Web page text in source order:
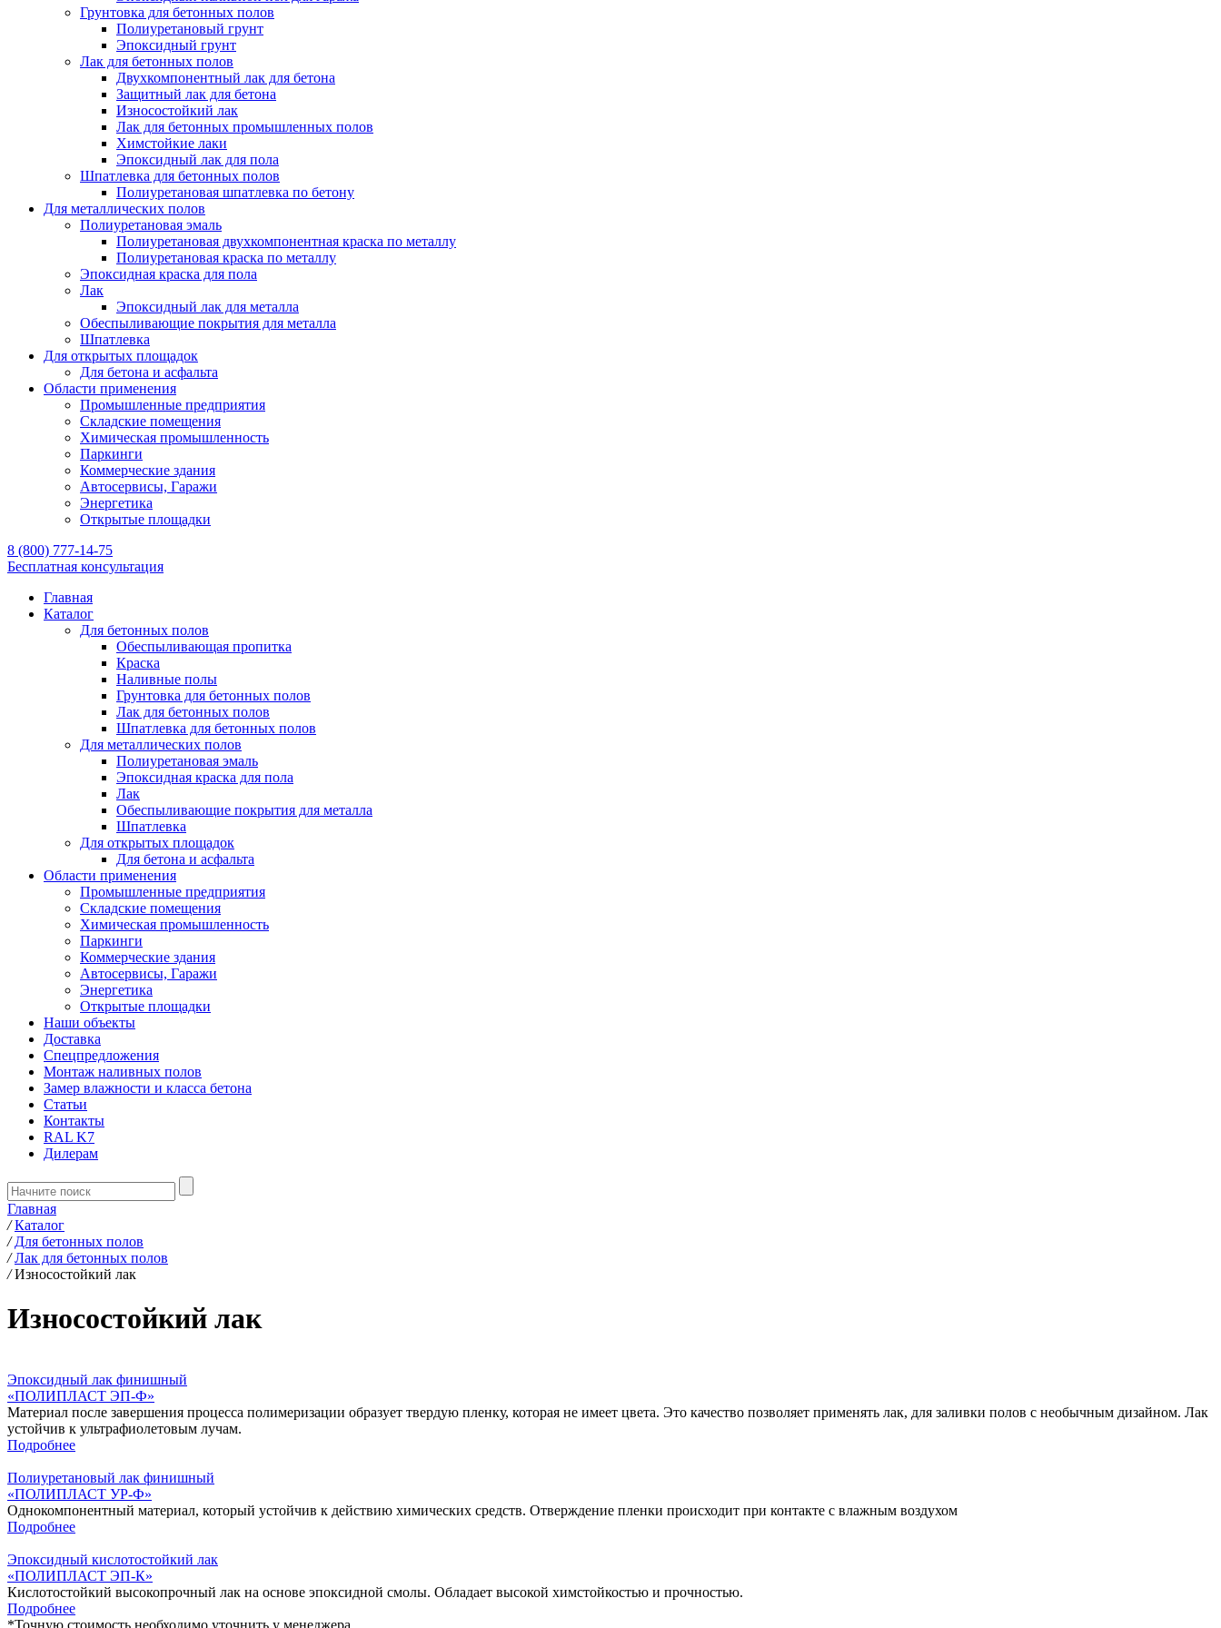
Грунтовка для бетонных полов
Полиуретановый грунт
Эпоксидный грунт
Лак для бетонных полов
Двухкомпонентный лак для бетона
Защитный лак для бетона
Износостойкий лак
Лак для бетонных промышленных полов
Химстойкие лаки
Эпоксидный лак для пола
Шпатлевка для бетонных полов
Полиуретановая шпатлевка по бетону
Для металлических полов
Полиуретановая эмаль
Полиуретановая двухкомпонентная краска по металлу
Полиуретановая краска по металлу
Эпоксидная краска для пола
Лак
Эпоксидный лак для металла
Обеспыливающие покрытия для металла
Шпатлевка
Для открытых площадок
Для бетона и асфальта
Области применения
Промышленные предприятия
Складские помещения
Химическая промышленность
Паркинги
Коммерческие здания
Автосервисы, Гаражи
Энергетика
Открытые площадки
8 (800) 777-14-75
Бесплатная консультация
Главная
Каталог
Для бетонных полов
Обеспыливающая пропитка
Краска
Наливные полы
Грунтовка для бетонных полов
Лак для бетонных полов
Шпатлевка для бетонных полов
Для металлических полов
Полиуретановая эмаль
Эпоксидная краска для пола
Лак
Обеспыливающие покрытия для металла
Шпатлевка
Для открытых площадок
Для бетона и асфальта
Области применения
Промышленные предприятия
Складские помещения
Химическая промышленность
Паркинги
Коммерческие здания
Автосервисы, Гаражи
Энергетика
Открытые площадки
Наши объекты
Доставка
Спецпредложения
Монтаж наливных полов
Замер влажности и класса бетона
Статьи
Контакты
RAL K7
Дилерам
Главная
/ Каталог
/ Для бетонных полов
/ Лак для бетонных полов
/ Износостойкий лак
Износостойкий лак
Эпоксидный лак финишный
«‎ПОЛИПЛАСТ ЭП-Ф»
Материал после завершения процесса полимеризации образует твердую пленку, которая не имеет цвета. Это качество позволяет применять лак, для заливки полов с необычным дизайном. Лак
устойчив к ультрафиолетовым лучам.
Подробнее
Полиуретановый лак финишный
«‎ПОЛИПЛАСТ УР-Ф»
Однокомпонентный материал, который устойчив к действию химических средств. Отверждение пленки происходит при контакте с влажным воздухом
Подробнее
Эпоксидный кислотостойкий лак
«ПОЛИПЛАСТ ЭП-К»
Кислотостойкий высокопрочный лак на основе эпоксидной смолы. Обладает высокой химстойкостью и прочностью.
Подробнее
*Точную стоимость необходимо уточнить у менеджера.